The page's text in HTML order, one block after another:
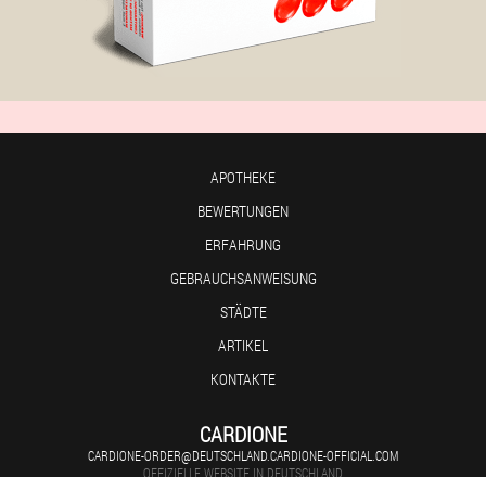
APOTHEKE
BEWERTUNGEN
ERFAHRUNG
GEBRAUCHSANWEISUNG
STÄDTE
ARTIKEL
KONTAKTE
CARDIONE
CARDIONE-ORDER@DEUTSCHLAND.CARDIONE-OFFICIAL.COM
OFFIZIELLE WEBSITE IN DEUTSCHLAND